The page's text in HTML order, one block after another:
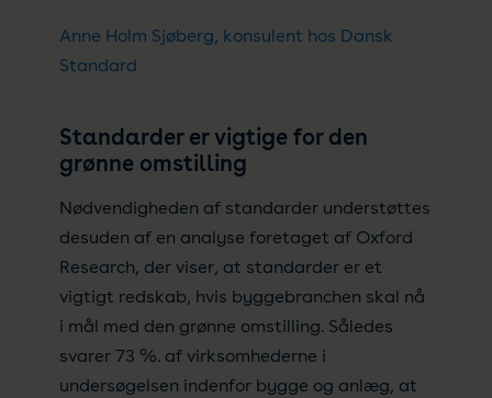
Anne Holm Sjøberg, konsulent hos Dansk
Standard
Standarder er vigtige for den
grønne omstilling
Nødvendigheden af standarder understøttes
desuden af en analyse foretaget af Oxford
Research, der viser, at standarder er et
vigtigt redskab, hvis byggebranchen skal nå
i mål med den grønne omstilling. Således
svarer 73 %. af virksomhederne i
undersøgelsen indenfor bygge og anlæg, at